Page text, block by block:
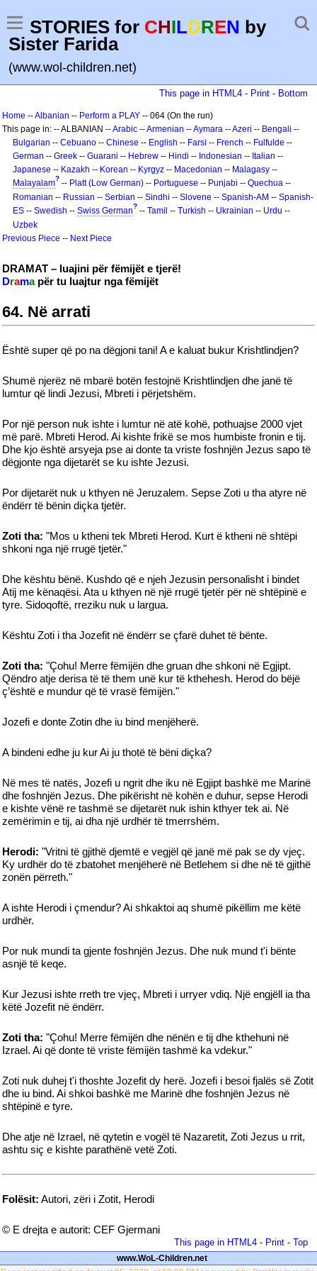
STORIES for CHILDREN by
Sister Farida
(www.wol-children.net)
This page in HTML4 - Print - Bottom
Home --Albanian -- Perform a PLAY -- 064 (On the run)
This page in: -- ALBANIAN --Arabic --Armenian --Aymara --Azeri -- Bengali --
Bulgarian -- Cebuano -- Chinese -- English -- Farsi -- French -- Fulfulde --
German -- Greek -- Guarani -- Hebrew -- Hindi -- Indonesian -- Italian --
Japanese -- Kazakh -- Korean -- Kyrgyz -- Macedonian -- Malagasy --
Malayalam? -- Platt (Low German) -- Portuguese -- Punjabi -- Quechua --
Romanian -- Russian -- Serbian -- Sindhi -- Slovene -- Spanish-AM -- Spanish-
ES -- Swedish -- Swiss German? -- Tamil -- Turkish -- Ukrainian -- Urdu --
Uzbek
Previous Piece -- Next Piece
DRAMAT – luajini për fëmijët e tjerë!
Dramapër tu luajtur nga fëmijët
64. Në arrati
Është super që po na dëgjoni tani! A e kaluat bukur Krishtlindjen?
Shumë njerëz në mbarë botën festojnë Krishtlindjen dhe janë të
lumtur që lindi Jezusi, Mbreti i përjetshëm.
Por një person nuk ishte i lumtur në atë kohë, pothuajse 2000 vjet
më parë. Mbreti Herod. Ai kishte frikë se mos humbiste fronin e tij.
Dhe kjo është arsyeja pse ai donte ta vriste foshnjën Jezus sapo të
dëgjonte nga dijetarët se ku ishte Jezusi.
Por dijetarët nuk u kthyen në Jeruzalem. Sepse Zoti u tha atyre në
ëndërr të bënin diçka tjetër.
Zoti tha: "Mos u ktheni tek Mbreti Herod. Kurt ë ktheni në shtëpi
shkoni nga një rrugë tjetër."
Dhe kështu bënë. Kushdo që e njeh Jezusin personalisht i bindet
Atij me kënaqësi. Ata u kthyen në një rrugë tjetër për në shtëpinë e
tyre. Sidoqoftë, rreziku nuk u largua.
Kështu Zoti i tha Jozefit në ëndërr se çfarë duhet të bënte.
Zoti tha: "Çohu! Merre fëmijën dhe gruan dhe shkoni në Egjipt.
Qëndro atje derisa të të them unë kur të kthehesh. Herod do bëjë
ç’është e mundur që të vrasë fëmijën."
Jozefi e donte Zotin dhe iu bind menjëherë.
A bindeni edhe ju kur Ai ju thotë të bëni diçka?
Në mes të natës, Jozefi u ngrit dhe iku në Egjipt bashkë me Marinë
dhe foshnjën Jezus. Dhe pikërisht në kohën e duhur, sepse Herodi
e kishte vënë re tashmë se dijetarët nuk ishin kthyer tek ai. Në
zemërimin e tij, ai dha një urdhër të tmerrshëm.
Herodi: "Vritni të gjithë djemtë e vegjël që janë më pak se dy vjeç.
Ky urdhër do të zbatohet menjëherë në Betlehem si dhe në të gjithë
zonën përreth."
A ishte Herodi i çmendur? Ai shkaktoi aq shumë pikëllim me këtë
urdhër.
Por nuk mundi ta gjente foshnjën Jezus. Dhe nuk mund t'i bënte
asnjë të keqe.
Kur Jezusi ishte rreth tre vjeç, Mbreti i urryer vdiq. Një engjëll ia tha
këtë Jozefit në ëndërr.
Zoti tha: "Çohu! Merre fëmijën dhe nënën e tij dhe kthehuni në
Izrael. Ai që donte të vriste fëmijën tashmë ka vdekur."
Zoti nuk duhej t'i thoshte Jozefit dy herë. Jozefi i besoi fjalës së Zotit
dhe iu bind. Ai shkoi bashkë me Marinë dhe foshnjën Jezus në
shtëpinë e tyre.
Dhe atje në Izrael, në qytetin e vogël të Nazaretit, Zoti Jezus u rrit,
ashtu siç e kishte parathënë vetë Zoti.
Folësit: Autori, zëri i Zotit, Herodi
© E drejta e autorit: CEF Gjermani
This page in HTML4 - Print - Top
www.WoL-Children.net